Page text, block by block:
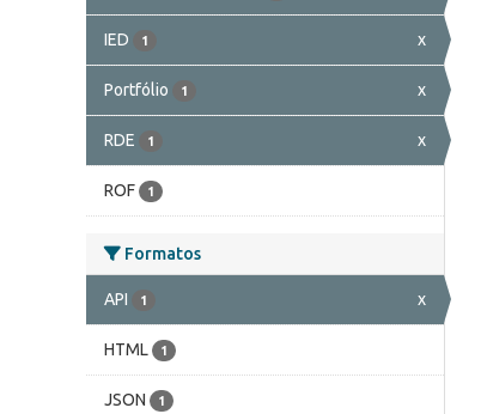
IED 1 x
Portfólio 1 x
RDE 1 x
ROF 1
Formatos
API 1 x
HTML 1
JSON 1